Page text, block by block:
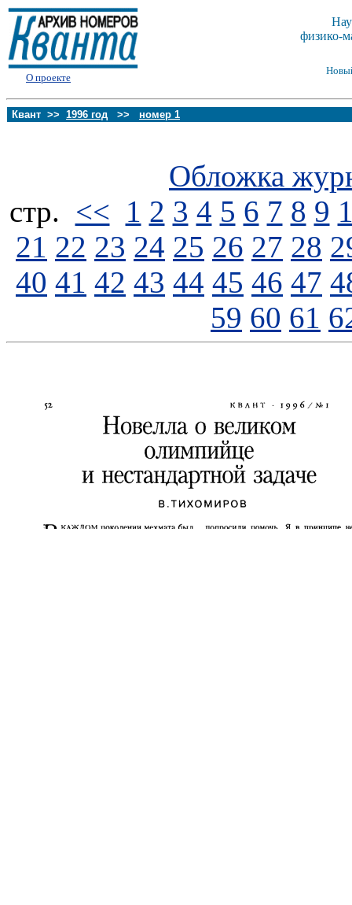
О проекте
физико-
Квант >> 1996 год >> номер 1
Обложка
стp. << 1 2 3 4 5 6 7 8 9
21 22 23 24 25 26 27 28
40 41 42 43 44 45 46 47
59 60 61